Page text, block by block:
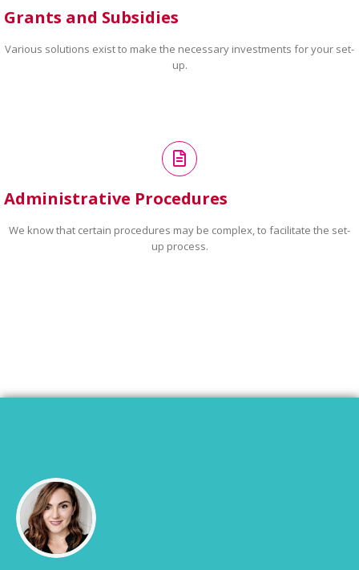
Grants and Subsidies
Various solutions exist to make the necessary investments for your set-
up.
Administrative Procedures
We know that certain procedures may be complex, to facilitate the set-
up process.